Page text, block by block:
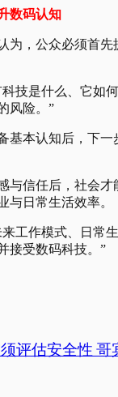
数码认知
为，公众必须首
技是什么、它如
风险。”
基本认知后，下一
与信任后，社会
与日常生活效率。
工作模式、日常
接受数码科技。”
评估安全性 哥